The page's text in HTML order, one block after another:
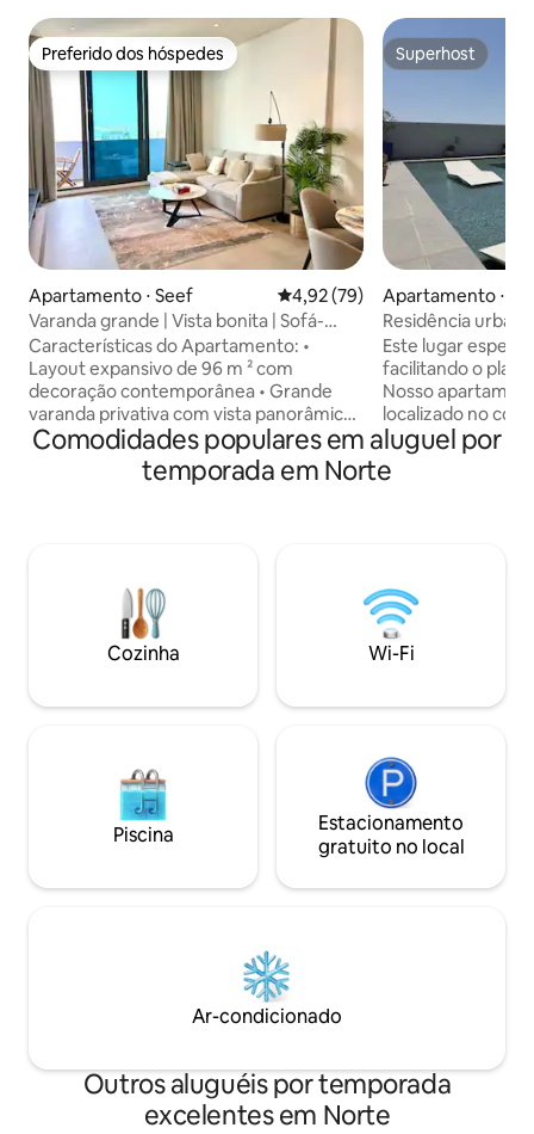
Preferido dos hóspedes
Preferido dos hóspedes
Apartamento ⋅ Seef 4,92 de uma avaliação média
4,92 (79)
Varanda grande | Vista bonita | Sofá-
cama
Características do Apartamento: •
Layout expansivo de 96 m ² com
decoração contemporânea • Grande
varanda privativa com vista panorâmica •
Cozinha totalmente equipada com
eletrodomésticos de alta qualidade •
Quarto aconchegante com uma cama
Serviço de segurança e concierge 24
horas, 7 dias por semana • Vaga de
estacionamento exclusiva •
Restaurantes, cafés e lojas de varejo no
Avenues a 5 minutos de distância
Superhost
Superhost
Apartamento ⋅
Residência
Living FCT138O
Este lugar
facilitando o
Nosso
localizado no
perfeita para
e experimentar
deliciosos Características: - Quarto
Island e Muda
Aguardamos sua
sua estadia uma
inesquecível!
Comodidades populares em aluguel por
temporada em Norte
Cozinha Wi-Fi
Piscina
Estacionamento
gratuito no local
Ar-condicionado
Outros aluguéis por temporada
excelentes em Norte